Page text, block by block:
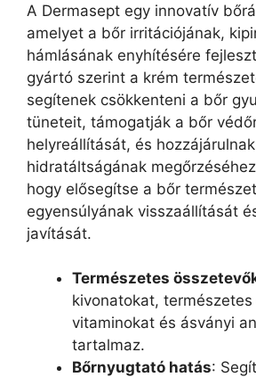
A Dermasept egy innovatív
amelyet a bőr irritációjának,
hámlásának enyhítésére
gyártó szerint a krém
segítenek csökkenteni a bőr
tüneteit, támogatják a bőr
helyreállítását, és
hidratáltságának
hogy elősegítse a bőr
egyensúlyának visszaállítását
javítását.
Természetes
kivonatokat,
vitaminokat és ásványi
tartalmaz.
Bőrnyugtató hatás: